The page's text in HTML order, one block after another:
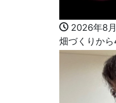
2026年8
畑づくりか